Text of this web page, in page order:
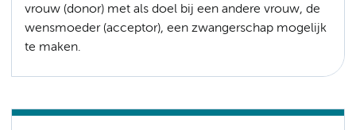
vrouw (donor) met als doel bij een andere vrouw, de
wensmoeder (acceptor), een zwangerschap mogelijk
te maken.